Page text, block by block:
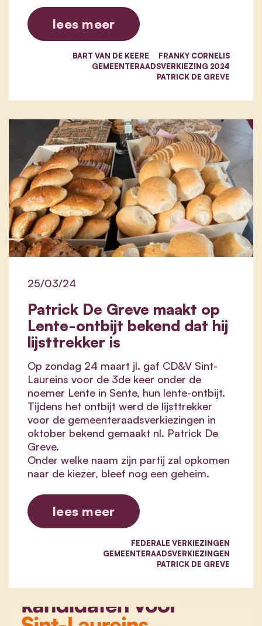
lees meer
BART VAN DE KEERE
FRANKY CORNELIS
GEMEENTERAADSVERKIEZING 2024
PATRICK DE GREVE
Patrick De Greve maakt op
Lente-ontbijt bekend dat hij
lijsttrekker is
25/03/24
Op zondag 24 maart jl. gaf CD&V Sint-
Laureins voor de 3de keer onder de
noemer Lente in Sente, hun lente-ontbijt.
Tijdens het ontbijt werd de lijsttrekker
voor de gemeenteraadsverkiezingen in
oktober bekend gemaakt nl. Patrick De
Greve.
Onder welke naam zijn partij zal opkomen
naar de kiezer, bleef nog een geheim.
lees meer
FEDERALE VERKIEZINGEN
GEMEENTERAADSVERKIEZINGEN
PATRICK DE GREVE